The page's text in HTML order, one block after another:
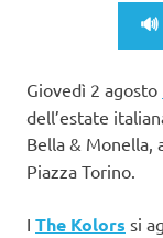
🔊
Giovedì 2 agosto
dell’estate
Bella & Monella,
Piazza Torino.
I The Kolors si